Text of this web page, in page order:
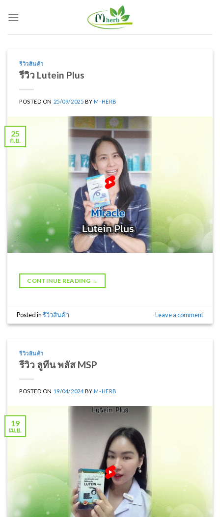
รีวิวสินค้า
รีวิว Lutein Plus
POSTED ON 25/09/2025 BYM-HERB
25
ก.ย.
CONTINUE READING →
Posted inรีวิวสินค้า Leave a comment
รีวิวสินค้า
รีวิว ลูทีน พลัส MSP
POSTED ON 19/04/2024 BYM-HERB
19
เม.ย.